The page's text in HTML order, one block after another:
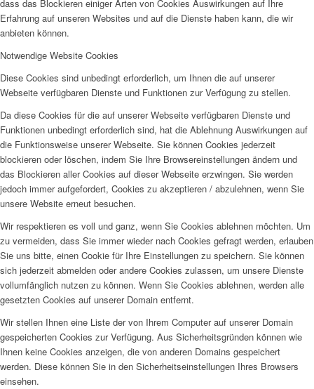
dass das Blockieren einiger Arten von Cookies Auswirkungen auf Ihre
Erfahrung auf unseren Websites und auf die Dienste haben kann, die wir
anbieten können.
Notwendige Website Cookies
Diese Cookies sind unbedingt erforderlich, um Ihnen die auf unserer
Webseite verfügbaren Dienste und Funktionen zur Verfügung zu stellen.
Da diese Cookies für die auf unserer Webseite verfügbaren Dienste und
Funktionen unbedingt erforderlich sind, hat die Ablehnung Auswirkungen auf
die Funktionsweise unserer Webseite. Sie können Cookies jederzeit
blockieren oder löschen, indem Sie Ihre Browsereinstellungen ändern und
das Blockieren aller Cookies auf dieser Webseite erzwingen. Sie werden
jedoch immer aufgefordert, Cookies zu akzeptieren / abzulehnen, wenn Sie
unsere Website erneut besuchen.
Wir respektieren es voll und ganz, wenn Sie Cookies ablehnen möchten. Um
zu vermeiden, dass Sie immer wieder nach Cookies gefragt werden, erlauben
Sie uns bitte, einen Cookie für Ihre Einstellungen zu speichern. Sie können
sich jederzeit abmelden oder andere Cookies zulassen, um unsere Dienste
vollumfänglich nutzen zu können. Wenn Sie Cookies ablehnen, werden alle
gesetzten Cookies auf unserer Domain entfernt.
Wir stellen Ihnen eine Liste der von Ihrem Computer auf unserer Domain
gespeicherten Cookies zur Verfügung. Aus Sicherheitsgründen können wie
Ihnen keine Cookies anzeigen, die von anderen Domains gespeichert
werden. Diese können Sie in den Sicherheitseinstellungen Ihres Browsers
einsehen.